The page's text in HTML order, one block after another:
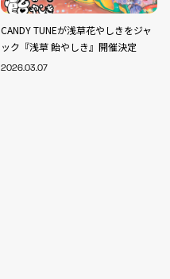
CANDY TUNEが浅草花やしきをジャ
ック『浅草 飴やしき』開催決定
2026.03.07